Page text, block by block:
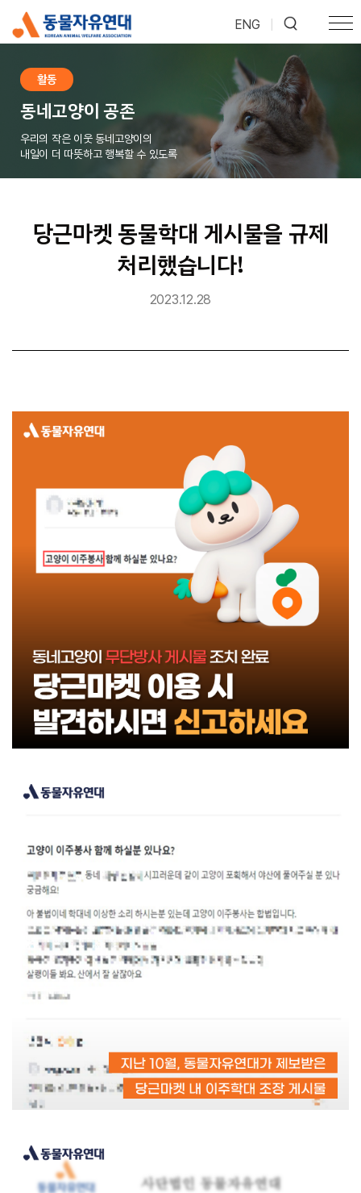
ENG
활동
동네고양이 공존
우리의 작은 이웃 동네고양이의
내일이 더 따뜻하고 행복할 수 있도록
당근마켓 동물학대 게시물을 규제
처리했습니다!
2023.12.28